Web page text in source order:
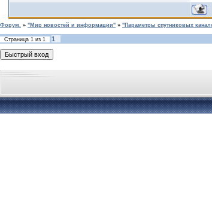
Форум. » "Мир новостей и информации" » "Параметры спутниковых
Страница 1 из 1
1